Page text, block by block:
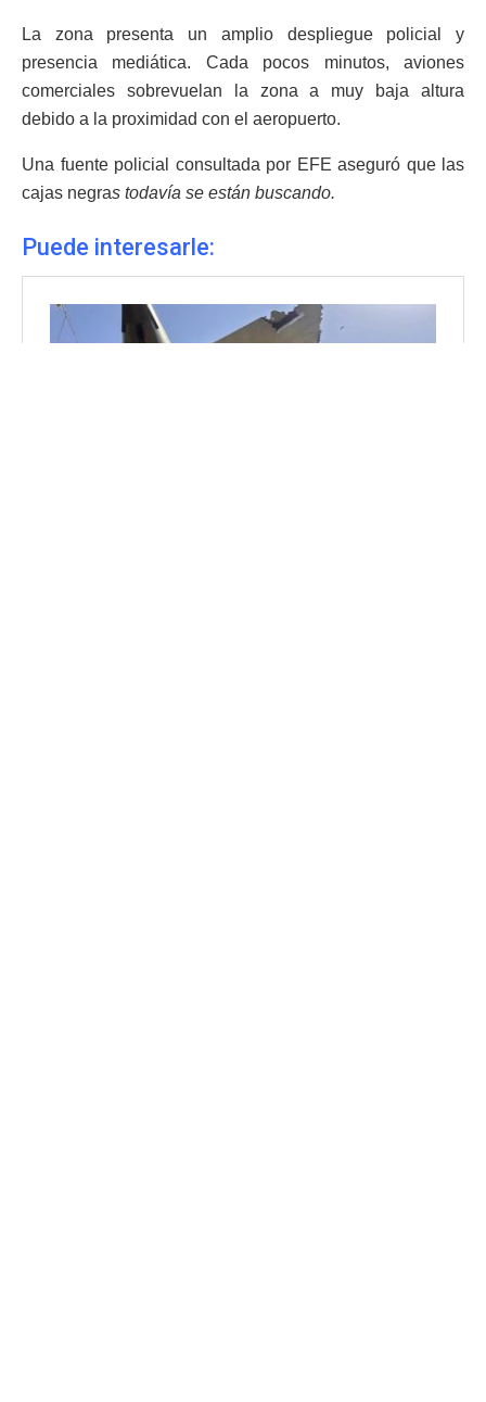
La zona presenta un amplio despliegue policial y
presencia mediática. Cada pocos minutos, aviones
comerciales sobrevuelan la zona a muy baja altura
debido a la proximidad con el aeropuerto.
Una fuente policial consultada por EFE aseguró que las
cajas negras todavía se están buscando.
Puede interesarle: